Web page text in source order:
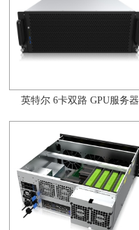
英特尔 6卡双路 GPU服务器